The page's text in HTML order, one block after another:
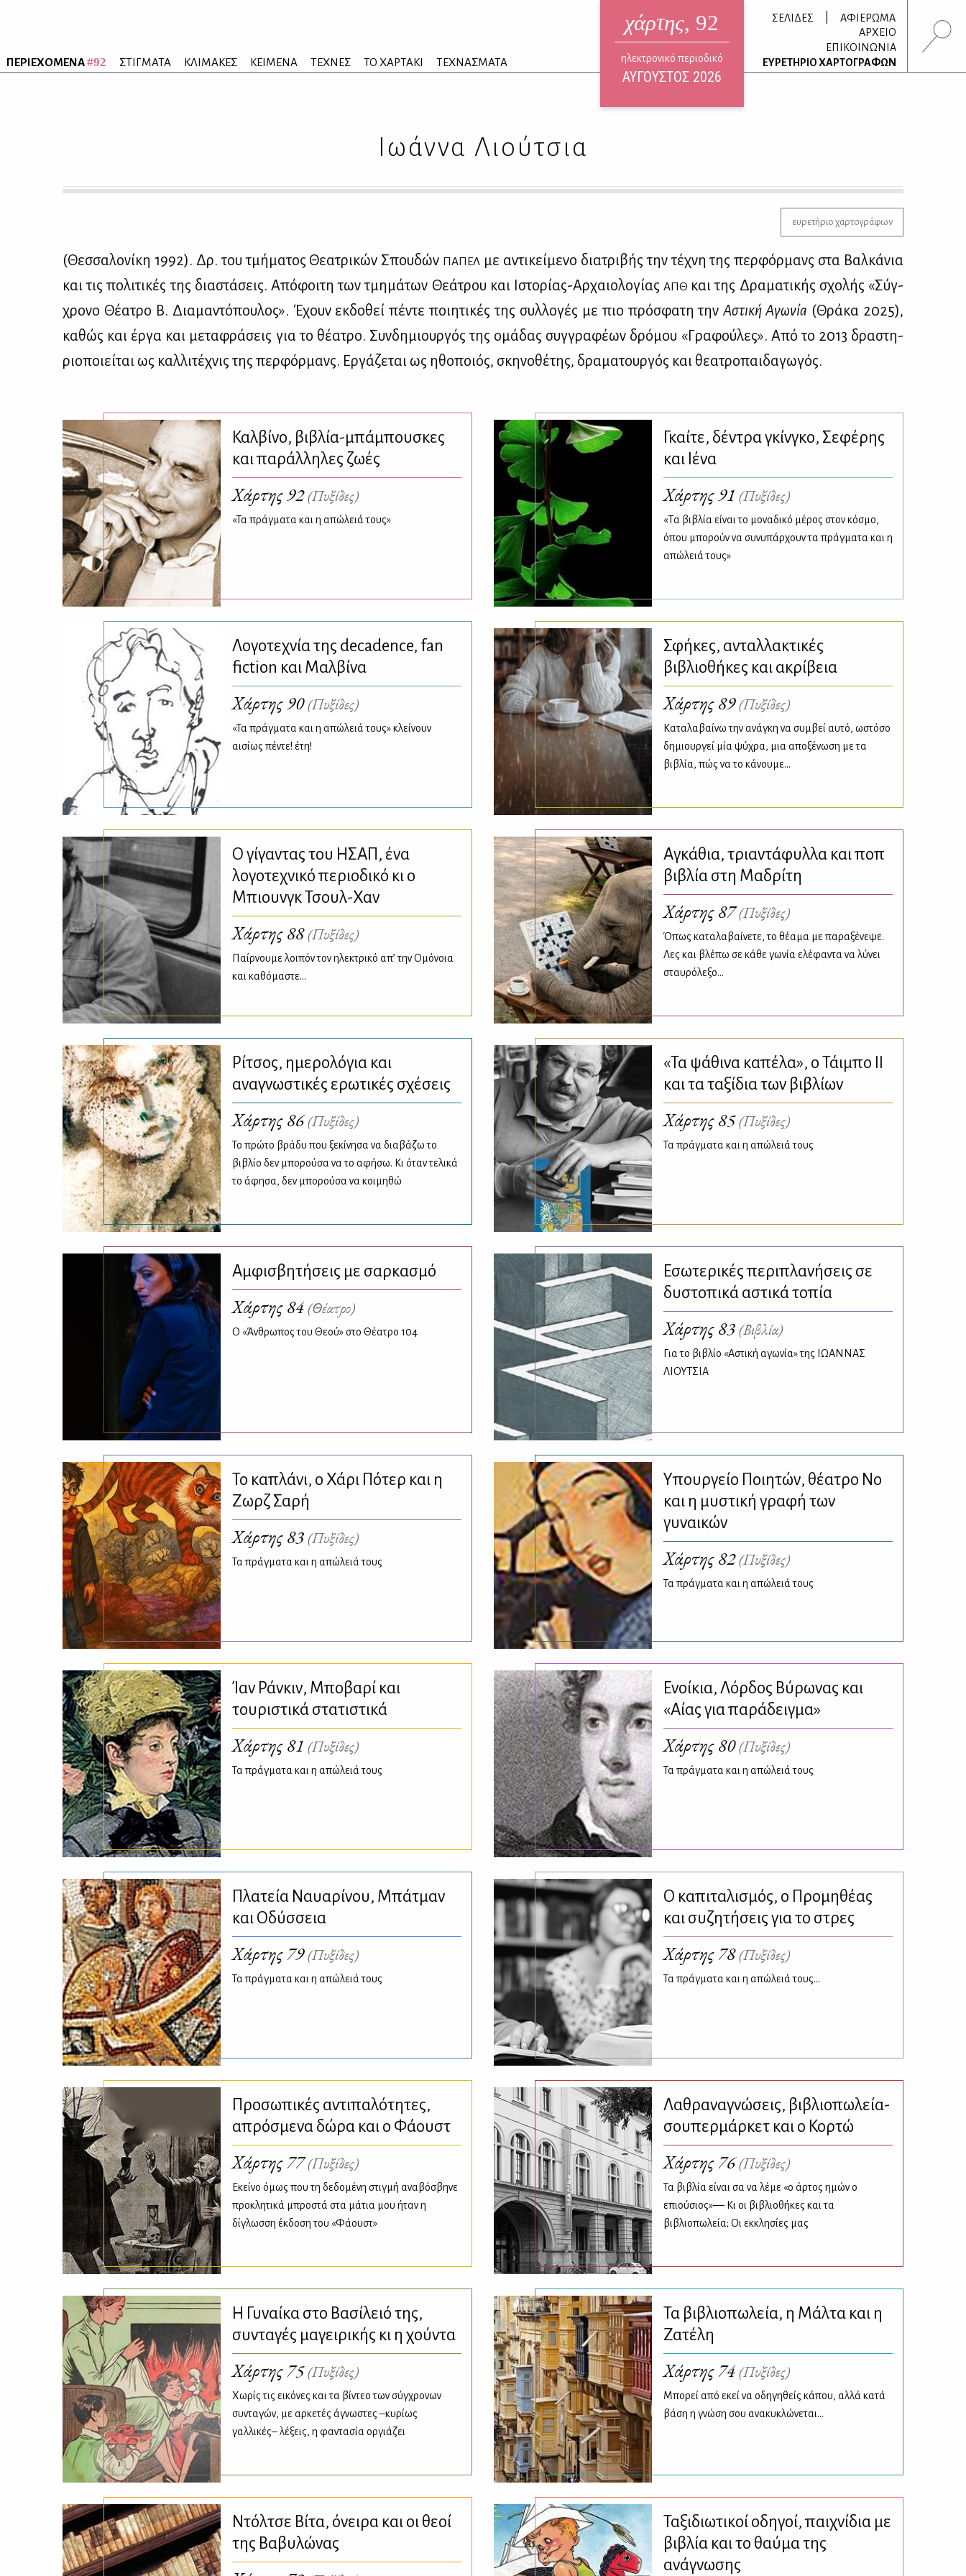
ΠΕΡΙΕΧΟΜΕΝΑ#92 ΣΤΙΓΜΑΤΑ ΚΛΙΜΑΚΕΣ ΚΕΙΜΕΝΑ ΤΕΧΝΕΣ ΤΟ ΧΑΡΤΑΚΙ ΤΕΧΝΑΣΜΑΤΑ
χάρτης, 92
ηλεκτρονικό περιοδικό
ΑΥΓΟΥΣΤΟΣ 2026
ΣΕΛΙΔΕΣ
ΑΦΙΕΡΩΜΑ
ΑΡΧΕΙΟ
ΕΠΙΚΟΙΝΩΝΙΑ
ΕΥΡΕΤΗΡΙΟ ΧΑΡΤΟΓΡΑΦΩΝ
Ιωάννα Λιούτσια
ευρετήριο χαρτογράφων
(Θεσ­σα­λο­νί­κη 1992). Δρ. του τμή­μα­τος Θε­α­τρι­κών Σπου­δών ΠΑ­ΠΕΛ με αντι­κεί­με­νο δια­τρι­βής την τέ­χνη της περ­φόρ­μανς στα Βαλ­κά­νια
και τις πο­λι­τι­κές της δια­στά­σεις. Από­φοι­τη των τμη­μά­των Θε­ά­τρου και Ιστο­ρί­ας-Αρ­χαιο­λο­γί­αςΑΠΘ και της Δρα­μα­τι­κής σχο­λής «Σύγ­
χρο­νο Θέ­α­τρο Β. Δια­μα­ντό­που­λος». Έχουν εκ­δο­θεί πέ­ντε ποι­η­τι­κές της συλ­λο­γές με πιο πρό­σφα­τη τηνΑστι­κή Αγω­νία (Θρά­κα 2025),
κα­θώς και έρ­γα και με­τα­φρά­σεις για το θέ­α­τρο. Συν­δη­μιουρ­γός της ομά­δας συγ­γρα­φέ­ων δρό­μου «Γρα­φού­λες». Από το 2013 δρα­στη­
ριο­ποιεί­ται ως καλ­λι­τέ­χνις της περ­φόρ­μανς. Ερ­γά­ζε­ται ως ηθο­ποιός, σκη­νο­θέ­της, δρα­μα­τουρ­γός και θε­α­τρο­παι­δα­γω­γός.
Καλβίνο, βιβλία-μπάμπουσκες
και παράλληλες ζωές
Χάρτης 92(Πυξίδες)
«Τα πράγματα και η απώλειά τους»
Γκαίτε, δέντρα γκίνγκο, Σεφέρης
και Ιένα
Χάρτης 91 (Πυξίδες)
«Tα βιβλία είναι το μοναδικό μέρος στον κόσμο,
όπου μπορούν να συνυπάρχουν τα πράγματα και η
απώλειά τους»
Λογοτεχνία της decadence, fan
fiction και Μαλβίνα
Χάρτης 90(Πυξίδες)
«Τα πράγματα και η απώλειά τους» κλείνουν
αισίως πέντε! έτη!
Σφήκες, ανταλλακτικές
βιβλιοθήκες και ακρίβεια
Χάρτης 89(Πυξίδες)
Καταλαβαίνω την ανάγκη να συμβεί αυτό, ωστόσο
δημιουργεί μία ψύχρα, μια αποξένωση με τα
βιβλία, πώς να το κάνουμε...
Ο γίγαντας του ΗΣΑΠ, ένα
λογοτεχνικό περιοδικό κι ο
Μπιουνγκ Τσουλ-Χαν
Χάρτης 88(Πυξίδες)
Παίρνουμε λοιπόν τον ηλεκτρικό απ’ την Ομόνοια
και καθόμαστε...
Αγκάθια, τριαντάφυλλα και ποπ
βιβλία στη Μαδρίτη
Χάρτης 87(Πυξίδες)
Όπως καταλαβαίνετε, το θέαμα με παραξένεψε.
Λες και βλέπω σε κάθε γωνία ελέφαντα να λύνει
σταυρόλεξο...
Ρίτσος, ημερολόγια και
αναγνωστικές ερωτικές σχέσεις
Χάρτης 86(Πυξίδες)
Το πρώτο βράδυ που ξεκίνησα να διαβάζω το
βιβλίο δεν μπορούσα να το αφήσω. Κι όταν τελικά
το άφησα, δεν μπορούσα να κοιμηθώ
«Τα ψάθινα καπέλα», ο Τάιμπο ΙΙ
και τα ταξίδια των βιβλίων
Χάρτης 85(Πυξίδες)
Τα πράγματα και η απώλειά τους
Αμφισβητήσεις με σαρκασμό
Χάρτης 84(Θέατρο)
Ο «Άνθρωπος του Θεού» στο Θέατρο 104
Εσωτερικές περιπλανήσεις σε
δυστοπικά αστικά τοπία
Χάρτης 83(Βιβλία)
Για το βιβλίο «Αστική αγωνία» της ΙΩΑΝΝΑΣ
ΛΙΟΥΤΣΙΑ
Το καπλάνι, ο Χάρι Πότερ και η
Ζωρζ Σαρή
Χάρτης 83(Πυξίδες)
Τα πράγματα και η απώλειά τους
Υπουργείο Ποιητών, θέατρο Νο
και η μυστική γραφή των
γυναικών
Χάρτης 82(Πυξίδες)
Τα πράγματα και η απώλειά τους
Ίαν Ράνκιν, Μποβαρί και
τουριστικά στατιστικά
Χάρτης 81 (Πυξίδες)
Τα πράγματα και η απώλειά τους
Ενοίκια, Λόρδος Βύρωνας και
«Αίας για παράδειγμα»
Χάρτης 80(Πυξίδες)
Τα πράγματα και η απώλειά τους
Πλατεία Ναυαρίνου, Μπάτμαν
και Οδύσσεια
Χάρτης 79(Πυξίδες)
Τα πράγματα και η απώλειά τους
Ο καπιταλισμός, ο Προμηθέας
και συζητήσεις για το στρες
Χάρτης 78(Πυξίδες)
Τα πράγματα και η απώλειά τους...
Προσωπικές αντιπαλότητες,
απρόσμενα δώρα και ο Φάουστ
Χάρτης 77(Πυξίδες)
Εκείνο όμως που τη δεδομένη στιγμή αναβόσβηνε
προκλητικά μπροστά στα μάτια μου ήταν η
δίγλωσση έκδοση του «Φάουστ»
Λαθραναγνώσεις, βιβλιοπωλεία-
σουπερμάρκετ και ο Κορτώ
Χάρτης 76(Πυξίδες)
Τα βιβλία είναι σα να λέμε «ο άρτος ημών ο
επιούσιος»― Κι οι βιβλιοθήκες και τα
βιβλιοπωλεία; Οι εκκλησίες μας
Η Γυναίκα στο Βασίλειό της,
συνταγές μαγειρικής κι η χούντα
Χάρτης 75(Πυξίδες)
Χωρίς τις εικόνες και τα βίντεο των σύγχρονων
συνταγών, με αρκετές άγνωστες –κυρίως
γαλλικές– λέξεις, η φαντασία οργιάζει
Τα βιβλιοπωλεία, η Μάλτα και η
Ζατέλη
Χάρτης 74(Πυξίδες)
Μπορεί από εκεί να οδηγηθείς κάπου, αλλά κατά
βάση η γνώση σου ανακυκλώνεται...
Ντόλτσε Βίτα, όνειρα και οι θεοί
της Βαβυλώνας
Ταξιδιωτικοί οδηγοί, παιχνίδια με
βιβλία και το θαύμα της
ανάγνωσης